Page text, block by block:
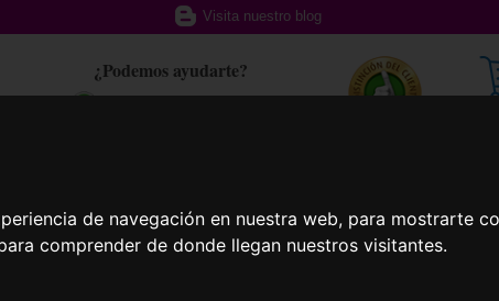
de navegación en nuestra web, para mostrarte
comprender de donde llegan nuestros visitantes.
Visita nuestro blog
¿Podemos ayudarte?
617 357 588
Gafas Deportivas Lentillas